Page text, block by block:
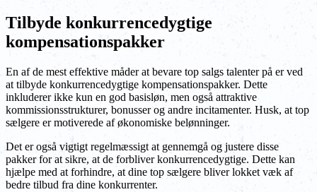
Tilbyde konkurrencedygtige
kompensationspakker
En af de mest effektive måder at bevare top salgs talenter på er ved
at tilbyde konkurrencedygtige kompensationspakker. Dette
inkluderer ikke kun en god basisløn, men også attraktive
kommissionsstrukturer, bonusser og andre incitamenter. Husk, at top
sælgere er motiverede af økonomiske belønninger.
Det er også vigtigt regelmæssigt at gennemgå og justere disse
pakker for at sikre, at de forbliver konkurrencedygtige. Dette kan
hjælpe med at forhindre, at dine top sælgere bliver lokket væk af
bedre tilbud fra dine konkurrenter.